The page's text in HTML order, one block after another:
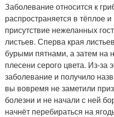
Заболевание относится к
распространяется в тёплое
присутствие нежеланных
листьев. Сперва края
бурыми пятнами, а затем на
плесени серого цвета. Из-за
заболевание и получило
вы вовремя не заметили
болезни и не начали с ней
начнёт перебираться на